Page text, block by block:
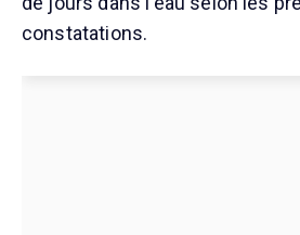
constatations.